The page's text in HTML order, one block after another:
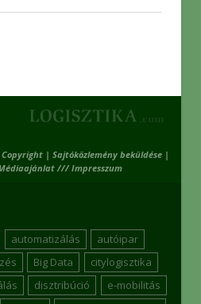
Copyright | Sajtóközlemény beküldése |
/// Impresszum
automatizálás
autóipar
Big Data
citylogisztika
disztribúció
e-mobilitás